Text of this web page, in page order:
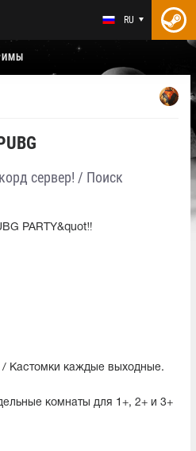
RU
сервер! / Поиск
PARTY&quot‼
/ Кастомки каждые выходные.
комнаты для 1+, 2+ и 3+